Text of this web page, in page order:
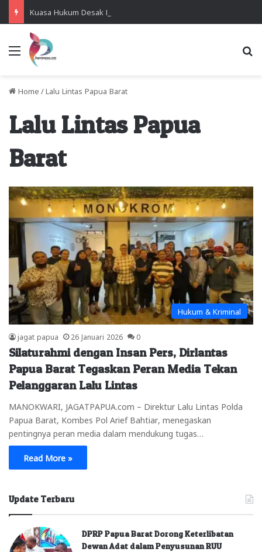
Menu
Home / Lalu Lintas Papua Barat
Lalu Lintas Papua
Barat
Hukum & Kriminal
jagat papua 26 Januari 2026 0
Silaturahmi dengan Insan Pers, Dirlantas
Papua Barat Tegaskan Peran Media Tekan
Pelanggaran Lalu Lintas
MANOKWARI, JAGATPAPUA.com – Direktur Lalu Lintas Polda
Papua Barat, Kombes Pol Arief Bahtiar, menegaskan
pentingnya peran media dalam mendukung tugas…
Read More »
Update Terbaru
DPRP Papua Barat Dorong Keterlibatan
Dewan Adat dalam Penyusunan RUU